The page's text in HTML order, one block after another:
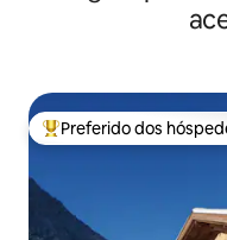
Entre os melhores
Preferido dos